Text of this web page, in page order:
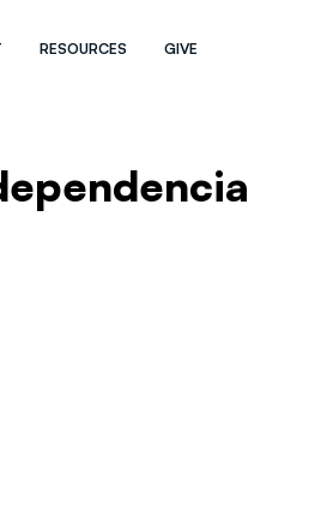
RESOURCES GIVE